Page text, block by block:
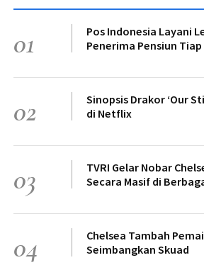
01
Pos Indonesia Layani
Penerima Pensiun
02
Sinopsis Drakor ‘Our
di Netflix
03
TVRI Gelar Nobar
Secara Masif di
04
Chelsea Tambah
Seimbangkan Skuad